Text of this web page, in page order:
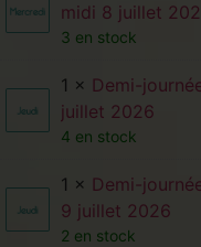
midi 8 juillet
3 en stock
1 × Demi-
juillet 2026
4 en stock
1 × Demi-
9 juillet 2026
2 en stock